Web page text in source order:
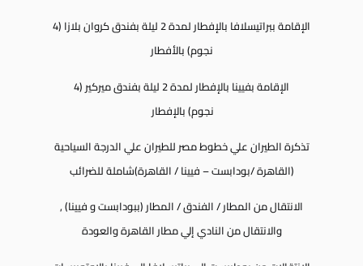
الإقامة ببراتيسلافا بالإفطار لمدة 2 ليلة بفندق كروان بلازا (4
نجوم) بالأفطار
الإقامة بفيينا بالإفطار لمدة 2 ليلة بفندق ميركير (4
نجوم) بالإفطار
تذكرة الطيران علي خطوط مصر للطيران علي الدرجة السياحية
(القاهرة /بودابست – فيينا / القاهرة)شاملة للضرائب
الانتقال من المطار / الفندق / المطار (ببودابست و فيينا) ,
والانتقال من النادي إلي مطار القاهرة والعودة